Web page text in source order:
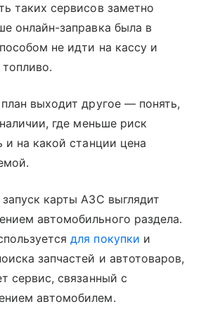
таких сервисов заметно
онлайн-заправка была в
не идти на кассу и
выходит другое — понять,
где меньше риск
и на какой станции цена
карты АЗС выглядит
автомобильного раздела.
для покупки и
запчастей и автотоваров,
сервис, связанный с
автомобилем.